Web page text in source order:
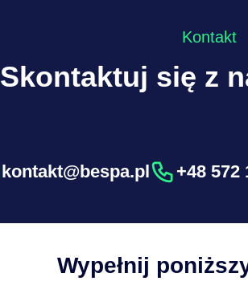
Kontakt
Skontaktuj się z
kontakt@bespa.pl +48 572
Wypełnij